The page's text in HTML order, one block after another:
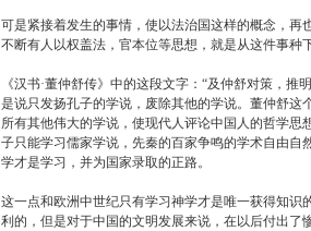
可是紧接着发生的事情，使以法治国这样的概念，再
不断有人以权盖法，官本位等思想，就是从这件事种
《汉书·董仲舒传》中的这段文字：“及仲舒对策，
是说只发扬孔子的学说，废除其他的学说。董仲舒这
所有其他伟大的学说，使现代人评论中国人的哲学
子只能学习儒家学说，先秦的百家争鸣的学术自由
学才是学习，并为国家录取的正路。
这一点和欧洲中世纪只有学习神学才是唯一获得知
利的，但是对于中国的文明发展来说，在以后付出了